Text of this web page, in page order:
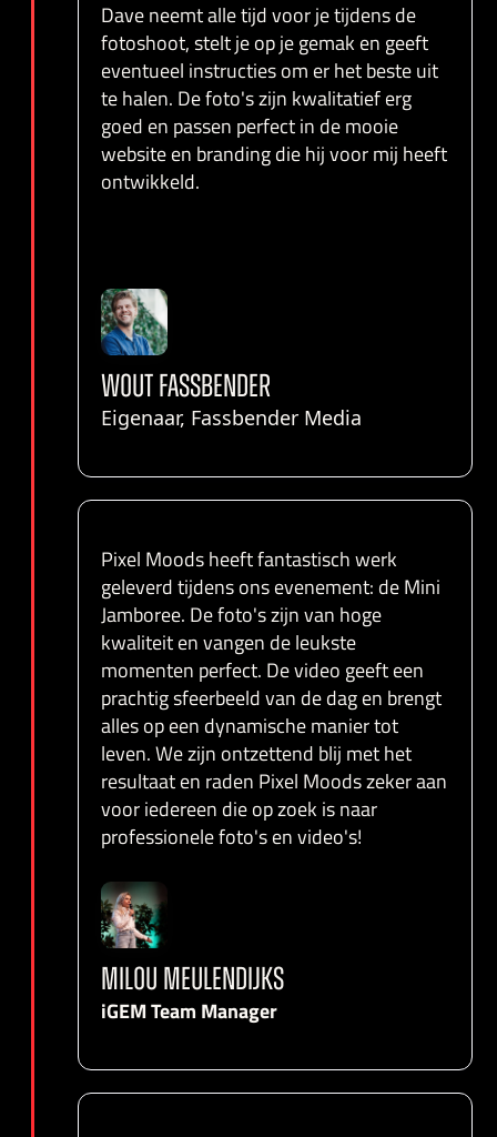
Dave neemt alle tijd voor je tijdens de
fotoshoot, stelt je op je gemak en geeft
eventueel instructies om er het beste uit
te halen. De foto's zijn kwalitatief erg
goed en passen perfect in de mooie
website en branding die hij voor mij heeft
ontwikkeld.
WOUT FASSBENDER
Eigenaar, Fassbender Media
Pixel Moods heeft fantastisch werk
geleverd tijdens ons evenement: de Mini
Jamboree. De foto's zijn van hoge
kwaliteit en vangen de leukste
momenten perfect. De video geeft een
prachtig sfeerbeeld van de dag en brengt
alles op een dynamische manier tot
leven. We zijn ontzettend blij met het
resultaat en raden Pixel Moods zeker aan
voor iedereen die op zoek is naar
professionele foto's en video's!
MILOU MEULENDIJKS
iGEMTeam Manager